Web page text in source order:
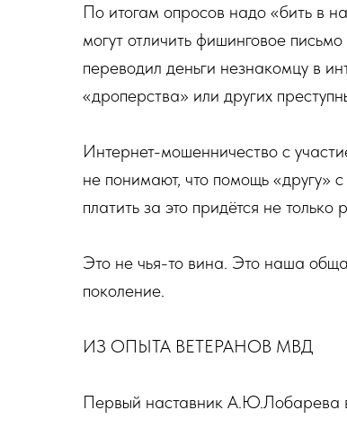
По итогам опросов надо «бить в
могут отличить фишинговое
переводил деньги незнакомцу в
«дроперства» или других
Интернет-мошенничество с
не понимают, что помощь «другу»
платить за это придётся не
Это не чья-то вина. Это наша
поколение.
ИЗ ОПЫТА ВЕТЕРАНОВ МВД
Первый наставник А.Ю.Лобарева